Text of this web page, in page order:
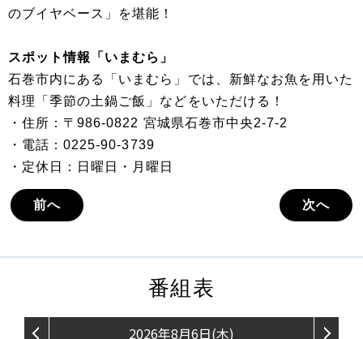
のブイヤベース」を堪能！
スポット情報「いまむら」
石巻市内にある「いまむら」では、新鮮なお魚を用いた
料理「季節の土鍋ご飯」などをいただける！
・住所：〒986-0822 宮城県石巻市中央2-7-2
・電話：0225-90-3739
・定休日：日曜日・月曜日
前へ 次へ
番組表